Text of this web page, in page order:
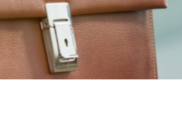
te podemos